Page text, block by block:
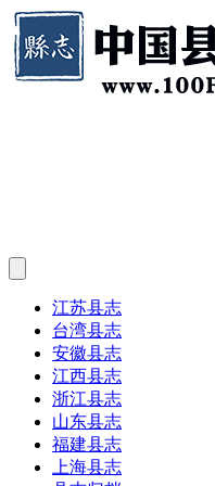
江苏县志
台湾县志
安徽县志
江西县志
浙江县志
山东县志
福建县志
上海县志